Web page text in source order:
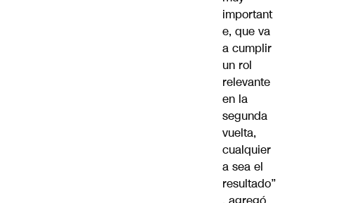
important
e, que va
a cumplir
un rol
relevante
en la
segunda
vuelta,
cualquier
a sea el
resultado”